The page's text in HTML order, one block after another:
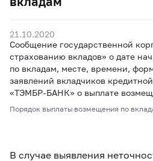
21.10.2020
Сообщение государственной
страхованию вкладов» о дате
по вкладам, месте, времени,
заявлений вкладчиков
«ТЭМБР-БАНК» о выплате
Порядок выплаты возмещения по
В случае выявления